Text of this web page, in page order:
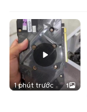
1 phút trước 1